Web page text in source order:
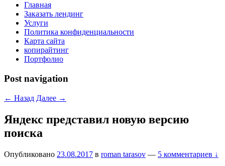
Главная
Заказать лендинг
Услуги
Политика конфиденциальности
Карта сайта
копирайтинг
Портфолио
Post navigation
← Назад Далее →
Яндекс представил новую версию
поиска
Опубликовано 23.08.2017 в roman tarasov — 5 комментариев ↓